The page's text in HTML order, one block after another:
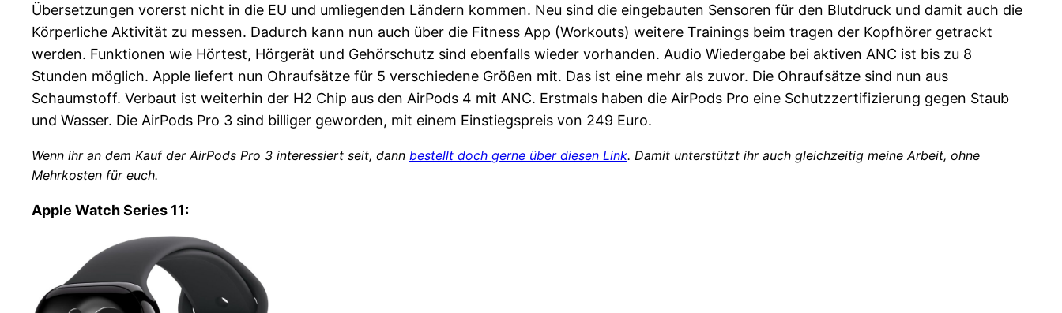
Übersetzungen vorerst nicht in die EU und umliegenden Ländern kommen. Neu sind die eingebauten Sensoren für den Blutdruck und damit auch die
Körperliche Aktivität zu messen. Dadurch kann nun auch über die Fitness App (Workouts) weitere Trainings beim tragen der Kopfhörer getrackt
werden. Funktionen wie Hörtest, Hörgerät und Gehörschutz sind ebenfalls wieder vorhanden. Audio Wiedergabe bei aktiven ANC ist bis zu 8
Stunden möglich. Apple liefert nun Ohraufsätze für 5 verschiedene Größen mit. Das ist eine mehr als zuvor. Die Ohraufsätze sind nun aus
Schaumstoff. Verbaut ist weiterhin der H2 Chip aus den AirPods 4 mit ANC. Erstmals haben die AirPods Pro eine Schutzzertifizierung gegen Staub
und Wasser. Die AirPods Pro 3 sind billiger geworden, mit einem Einstiegspreis von 249 Euro.
Wenn ihr an dem Kauf der AirPods Pro 3 interessiert seit, dann bestellt doch gerne über diesen Link. Damit unterstützt ihr auch gleichzeitig meine Arbeit, ohne
Mehrkosten für euch.
Apple Watch Series 11: